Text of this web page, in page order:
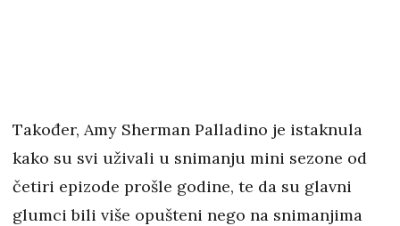
Također, Amy Sherman Palladino je istaknula
kako su svi uživali u snimanju mini sezone od
četiri epizode prošle godine, te da su glavni
glumci bili više opušteni nego na snimanjima